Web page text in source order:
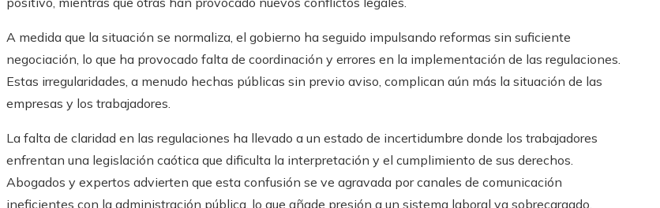
A medida que la situación se normaliza, el gobierno ha seguido impulsando reformas sin suficiente
negociación, lo que ha provocado falta de coordinación y errores en la implementación de las regulaciones.
Estas irregularidades, a menudo hechas públicas sin previo aviso, complican aún más la situación de las
empresas y los trabajadores.
La falta de claridad en las regulaciones ha llevado a un estado de incertidumbre donde los trabajadores
enfrentan una legislación caótica que dificulta la interpretación y el cumplimiento de sus derechos.
Abogados y expertos advierten que esta confusión se ve agravada por canales de comunicación
ineficientes con la administración pública, lo que añade presión a un sistema laboral ya sobrecargado.